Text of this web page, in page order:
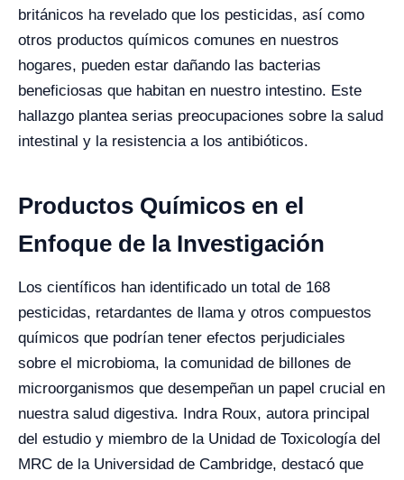
británicos ha revelado que los pesticidas, así como
otros productos químicos comunes en nuestros
hogares, pueden estar dañando las bacterias
beneficiosas que habitan en nuestro intestino. Este
hallazgo plantea serias preocupaciones sobre la salud
intestinal y la resistencia a los antibióticos.
Productos Químicos en el
Enfoque de la Investigación
Los científicos han identificado un total de 168
pesticidas, retardantes de llama y otros compuestos
químicos que podrían tener efectos perjudiciales
sobre el microbioma, la comunidad de billones de
microorganismos que desempeñan un papel crucial en
nuestra salud digestiva. Indra Roux, autora principal
del estudio y miembro de la Unidad de Toxicología del
MRC de la Universidad de Cambridge, destacó que